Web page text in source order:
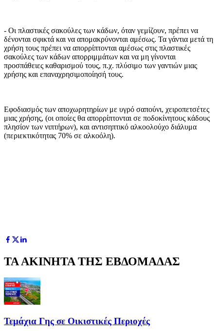
- Οι πλαστικές σακούλες των κάδων, όταν γεμίζουν, πρέπει να
δένονται σφικτά και να απομακρύνονται αμέσως. Τα γάντια μετά τη
χρήση τους πρέπει να απορρίπτονται αμέσως στις πλαστικές
σακούλες των κάδων απορριμμάτων και να μη γίνονται
προσπάθειες καθαρισμού τους, π.χ. πλύσιμο των γαντιών μιας
χρήσης και επαναχρησιμοποίησή τους.
Εφοδιασμός των αποχωρητηρίων με υγρό σαπούνι, χειροπετσέτες
μιας χρήσης, (οι οποίες θα απορρίπτονται σε ποδοκίνητους κάδους
πλησίον των νιπτήρων), και αντισηπτικό αλκοολούχο διάλυμα
(περιεκτικότητας 70% σε αλκοόλη).
ΤΑ ΑΚΙΝΗΤΑ ΤΗΣ ΕΒΔΟΜΑΔΑΣ
Τεμάχια Γης σε Οικιστικές Περιοχές